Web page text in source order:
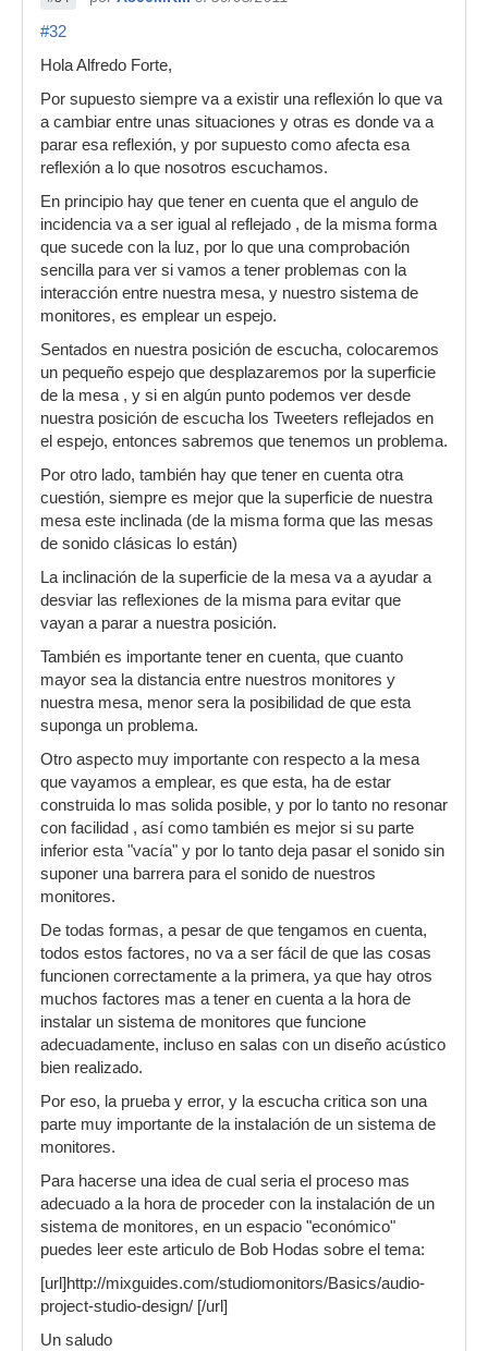
#32
Hola Alfredo Forte,
Por supuesto siempre va a existir una reflexión lo que va
a cambiar entre unas situaciones y otras es donde va a
parar esa reflexión, y por supuesto como afecta esa
reflexión a lo que nosotros escuchamos.
En principio hay que tener en cuenta que el angulo de
incidencia va a ser igual al reflejado , de la misma forma
que sucede con la luz, por lo que una comprobación
sencilla para ver si vamos a tener problemas con la
interacción entre nuestra mesa, y nuestro sistema de
monitores, es emplear un espejo.
Sentados en nuestra posición de escucha, colocaremos
un pequeño espejo que desplazaremos por la superficie
de la mesa , y si en algún punto podemos ver desde
nuestra posición de escucha los Tweeters reflejados en
el espejo, entonces sabremos que tenemos un problema.
Por otro lado, también hay que tener en cuenta otra
cuestión, siempre es mejor que la superficie de nuestra
mesa este inclinada (de la misma forma que las mesas
de sonido clásicas lo están)
La inclinación de la superficie de la mesa va a ayudar a
desviar las reflexiones de la misma para evitar que
vayan a parar a nuestra posición.
También es importante tener en cuenta, que cuanto
mayor sea la distancia entre nuestros monitores y
nuestra mesa, menor sera la posibilidad de que esta
suponga un problema.
Otro aspecto muy importante con respecto a la mesa
que vayamos a emplear, es que esta, ha de estar
construida lo mas solida posible, y por lo tanto no resonar
con facilidad , así como también es mejor si su parte
inferior esta "vacía" y por lo tanto deja pasar el sonido sin
suponer una barrera para el sonido de nuestros
monitores.
De todas formas, a pesar de que tengamos en cuenta,
todos estos factores, no va a ser fácil de que las cosas
funcionen correctamente a la primera, ya que hay otros
muchos factores mas a tener en cuenta a la hora de
instalar un sistema de monitores que funcione
adecuadamente, incluso en salas con un diseño acústico
bien realizado.
Por eso, la prueba y error, y la escucha critica son una
parte muy importante de la instalación de un sistema de
monitores.
Para hacerse una idea de cual seria el proceso mas
adecuado a la hora de proceder con la instalación de un
sistema de monitores, en un espacio "económico"
puedes leer este articulo de Bob Hodas sobre el tema:
[url]http://mixguides.com/studiomonitors/Basics/audio-
project-studio-design/ [/url]
Un saludo